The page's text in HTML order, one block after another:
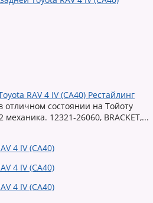
RAV 4 IV (CA40) Рестайлинг
состоянии на Тойоту
12321-26060, BRACKET,...